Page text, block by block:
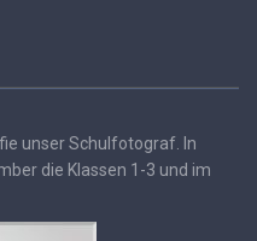
unser Schulfotograf. In
die Klassen 1-3 und im